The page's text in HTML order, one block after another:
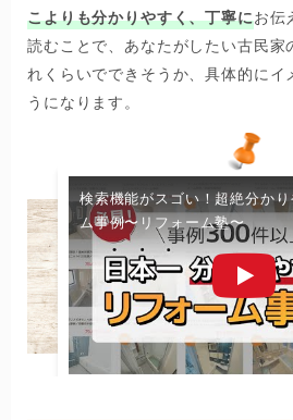
こよりも分かりやすく、丁寧にお伝
読むことで、あなたがしたい古民家
れくらいでできそうか、具体的にイ
うになります。
検索機能がスゴい！超絶分か
ム事例〜リフォーム塾〜